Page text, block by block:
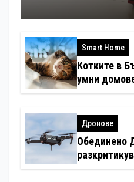
Smart Home
Котките в
умни
Дронове
Обединено